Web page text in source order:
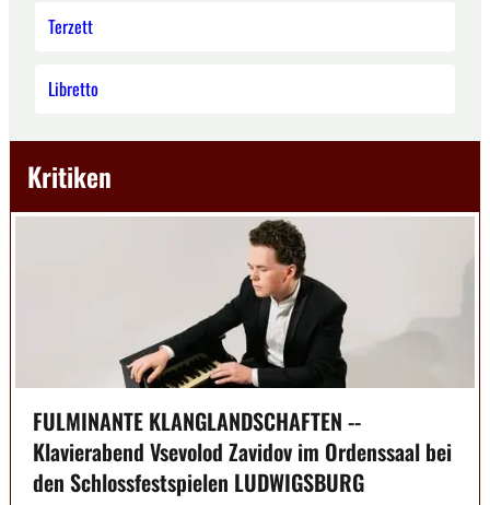
Terzett
Libretto
Kritiken
FULMINANTE KLANGLANDSCHAFTEN --
Klavierabend Vsevolod Zavidov im Ordenssaal bei
den Schlossfestspielen LUDWIGSBURG